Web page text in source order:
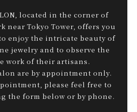
located in the corner of
near Tokyo Tower, offers you
enjoy the intricate beauty of
jewelry and to observe the
work of their artisans.
are by appointment only.
please feel free to
the form below or by phone.